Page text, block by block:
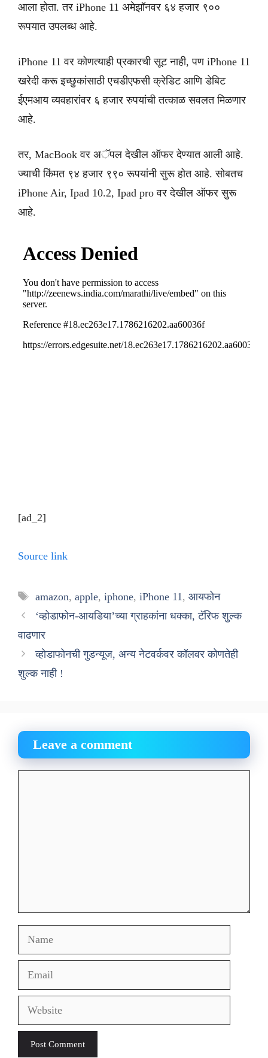
आला होता. तर iPhone 11 अमेझॉनवर ६४ हजार ९००
रूपयात उपलब्ध आहे.
iPhone 11 वर कोणत्याही प्रकारची सूट नाही, पण iPhone 11
खरेदी करू इच्छुकांसाठी एचडीएफसी क्रेडिट आणि डेबिट
ईएमआय व्यवहारांवर ६ हजार रुपयांची तत्काळ सवलत मिळणार
आहे.
तर, MacBook वर अॅपल देखील ऑफर देण्यात आली आहे.
ज्याची किंमत ९४ हजार ९९० रूपयांनी सुरू होत आहे. सोबतच
iPhone Air, Ipad 10.2, Ipad pro वर देखील ऑफर सुरू
आहे.
[ad_2]
Source link
Tags
amazon, apple, iphone, iPhone 11, आयफोन
‘व्होडाफोन-आयडिया’च्या ग्राहकांना धक्का, टॅरिफ शुल्क
वाढणार
व्होडाफोनची गुडन्यूज, अन्य नेटवर्कवर कॉलवर कोणतेही
शुल्क नाही !
Leave a comment
Name
Email
Website